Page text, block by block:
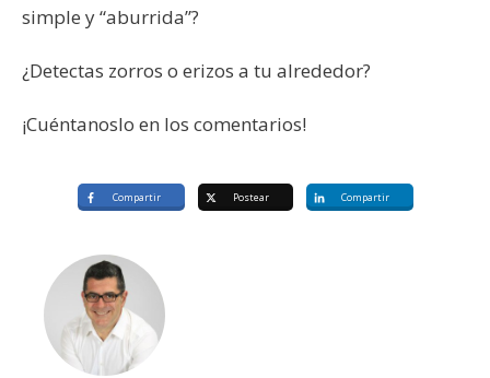
simple y “aburrida”?
¿Detectas zorros o erizos a tu alrededor?
¡Cuéntanoslo en los comentarios!
Compartir Postear Compartir